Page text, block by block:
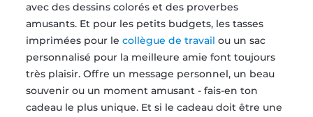
avec des dessins colorés et des proverbes
amusants. Et pour les petits budgets, les tasses
imprimées pour lecollègue de travail ou un sac
personnalisé pour la meilleure amie font toujours
très plaisir. Offre un message personnel, un beau
souvenir ou un moment amusant - fais-en ton
cadeau le plus unique. Et si le cadeau doit être une